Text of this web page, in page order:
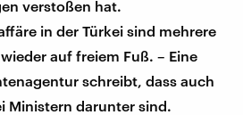
verstoßen hat.
in der Türkei sind mehrere
auf freiem Fuß. – Eine
schreibt, dass auch
Ministern darunter sind.